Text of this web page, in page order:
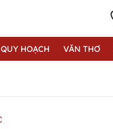
HOẠCH VĂN THƠ